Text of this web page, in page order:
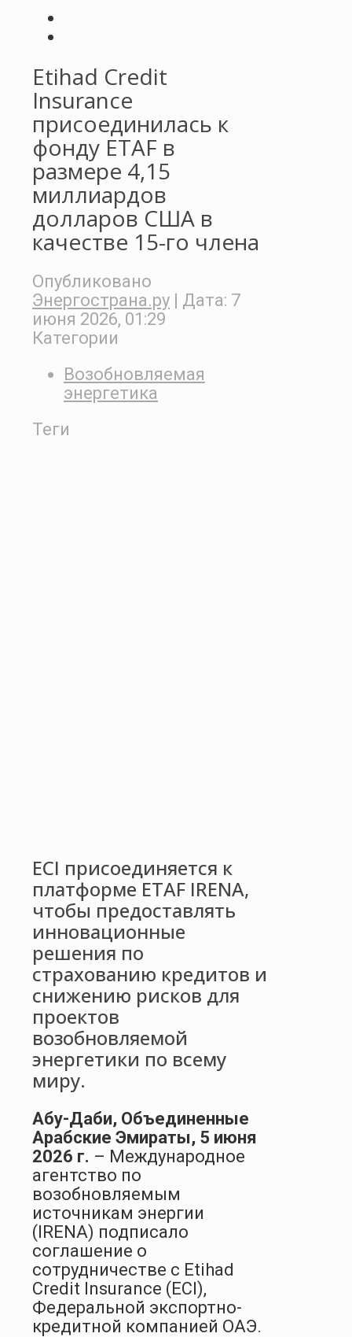
Etihad Credit
Insurance
присоединилась к
фонду ETAF в
размере 4,15
миллиардов
долларов США в
качестве 15-го члена
Опубликовано
Энергострана.ру | Дата: 7
июня 2026, 01:29
Категории
Возобновляемая
энергетика
Теги
ECI присоединяется к
платформе ETAF IRENA,
чтобы предоставлять
инновационные
решения по
страхованию кредитов и
снижению рисков для
проектов
возобновляемой
энергетики по всему
миру.
Абу-Даби, Объединенные
Арабские Эмираты, 5 июня
2026 г. – Международное
агентство по
возобновляемым
источникам энергии
(IRENA) подписало
соглашение о
сотрудничестве с Etihad
Credit Insurance (ECI),
Федеральной экспортно-
кредитной компанией ОАЭ.